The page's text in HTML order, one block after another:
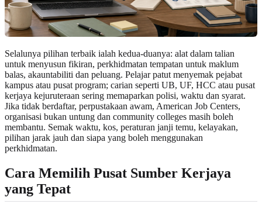
Selalunya pilihan terbaik ialah kedua-duanya: alat dalam talian
untuk menyusun fikiran, perkhidmatan tempatan untuk maklum
balas, akauntabiliti dan peluang. Pelajar patut menyemak pejabat
kampus atau pusat program; carian seperti UB, UF, HCC atau pusat
kerjaya kejuruteraan sering memaparkan polisi, waktu dan syarat.
Jika tidak berdaftar, perpustakaan awam, American Job Centers,
organisasi bukan untung dan community colleges masih boleh
membantu. Semak waktu, kos, peraturan janji temu, kelayakan,
pilihan jarak jauh dan siapa yang boleh menggunakan
perkhidmatan.
Cara Memilih Pusat Sumber Kerjaya
yang Tepat